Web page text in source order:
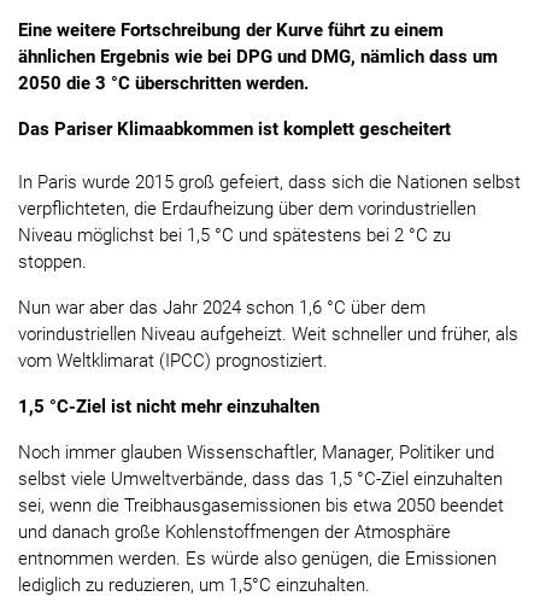
Eine weitere Fortschreibung der Kurve führt zu einem
ähnlichen Ergebnis wie bei DPG und DMG, nämlich dass um
2050 die 3 °C überschritten werden.
Das Pariser Klimaabkommen ist komplett gescheitert
In Paris wurde 2015 groß gefeiert, dass sich die Nationen selbst
verpflichteten, die Erdaufheizung über dem vorindustriellen
Niveau möglichst bei 1,5 °C und spätestens bei 2 °C zu
stoppen.
Nun war aber das Jahr 2024 schon 1,6 °C über dem
vorindustriellen Niveau aufgeheizt. Weit schneller und früher, als
vom Weltklimarat (IPCC) prognostiziert.
1,5 °C-Ziel ist nicht mehr einzuhalten
Noch immer glauben Wissenschaftler, Manager, Politiker und
selbst viele Umweltverbände, dass das 1,5 °C-Ziel einzuhalten
sei, wenn die Treibhausgasemissionen bis etwa 2050 beendet
und danach große Kohlenstoffmengen der Atmosphäre
entnommen werden. Es würde also genügen, die Emissionen
lediglich zu reduzieren, um 1,5°C einzuhalten.